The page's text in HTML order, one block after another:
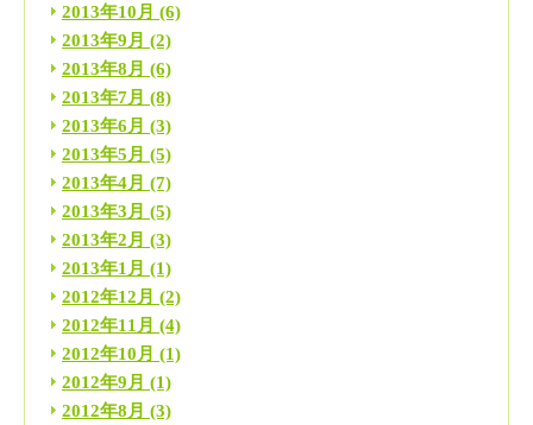
2013年10月 (6)
2013年9月 (2)
2013年8月 (6)
2013年7月 (8)
2013年6月 (3)
2013年5月 (5)
2013年4月 (7)
2013年3月 (5)
2013年2月 (3)
2013年1月 (1)
2012年12月 (2)
2012年11月 (4)
2012年10月 (1)
2012年9月 (1)
2012年8月 (3)